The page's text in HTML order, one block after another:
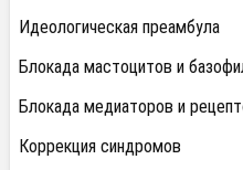
Идеологическая преамбула
Блокада мастоцитов и
Блокада медиаторов и
Коррекция синдромов